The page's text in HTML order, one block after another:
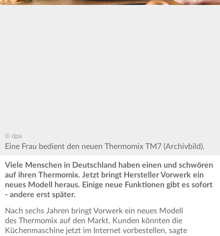
© dpa
Eine Frau bedient den neuen Thermomix TM7 (Archivbild).
Viele Menschen in Deutschland haben einen und schwören
auf ihren Thermomix. Jetzt bringt Hersteller Vorwerk ein
neues Modell heraus. Einige neue Funktionen gibt es sofort
- andere erst später.
Nach sechs Jahren bringt Vorwerk ein neues Modell
des Thermomix auf den Markt. Kunden könnten die
Küchenmaschine jetzt im Internet vorbestellen, sagte